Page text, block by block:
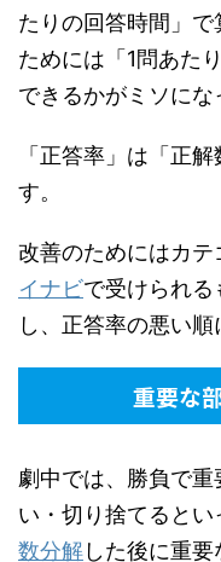
たりの回答時間」
ためには「1問あた
できるかがミソにな
「正答率」は「正
す。
改善のためにはカテ
イナビで受けられる
し、正答率の悪い順
重要な
劇中では、勝負で
い・切り捨てるとい
数分解した後に重